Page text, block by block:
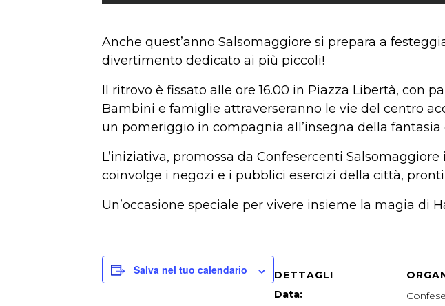
Anche quest’anno Salsomaggiore si prepara a
divertimento dedicato ai più piccoli!
Il ritrovo è fissato alle ore 16.00 in Piazza Libertà, con
Bambini e famiglie attraverseranno le vie del centro
un pomeriggio in compagnia all’insegna della fantasia
L’iniziativa, promossa da Confesercenti
coinvolge i negozi e i pubblici esercizi della città,
Un’occasione speciale per vivere insieme la magia di
Salva nel tuo calendario
DETTAGLI
Data: